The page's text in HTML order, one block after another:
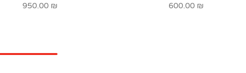
600.00 ₪
950.00 ₪